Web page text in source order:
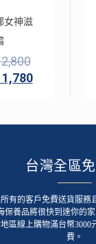
女神滋
台灣全區
有的客戶免費送貨服務
保養品將很快到達你的
區線上購物滿台幣3000
費。